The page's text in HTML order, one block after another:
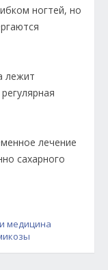
ногтей, но
лежит
лечение
сахарного
медицина